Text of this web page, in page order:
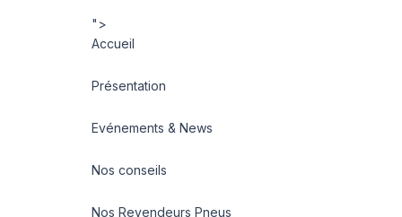
">
Accueil
Présentation
Evénements & News
Nos conseils
Nos Revendeurs Pneus